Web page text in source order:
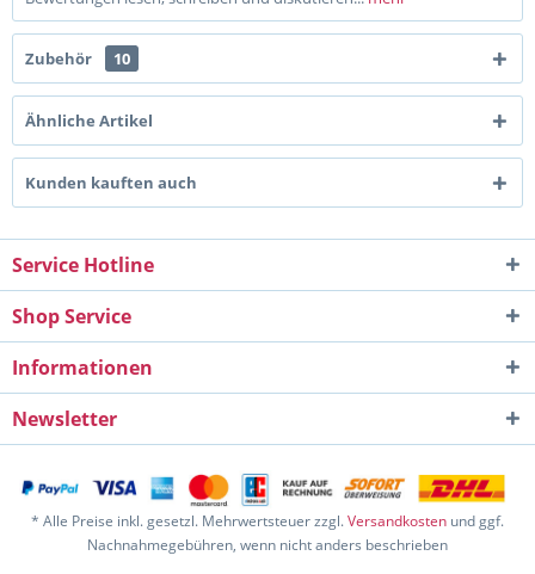
Zubehör 10
Ähnliche Artikel
Kunden kauften auch
Service Hotline
Shop Service
Informationen
Newsletter
* Alle Preise inkl. gesetzl. Mehrwertsteuer zzgl.Versandkosten und ggf.
Nachnahmegebühren, wenn nicht anders beschrieben